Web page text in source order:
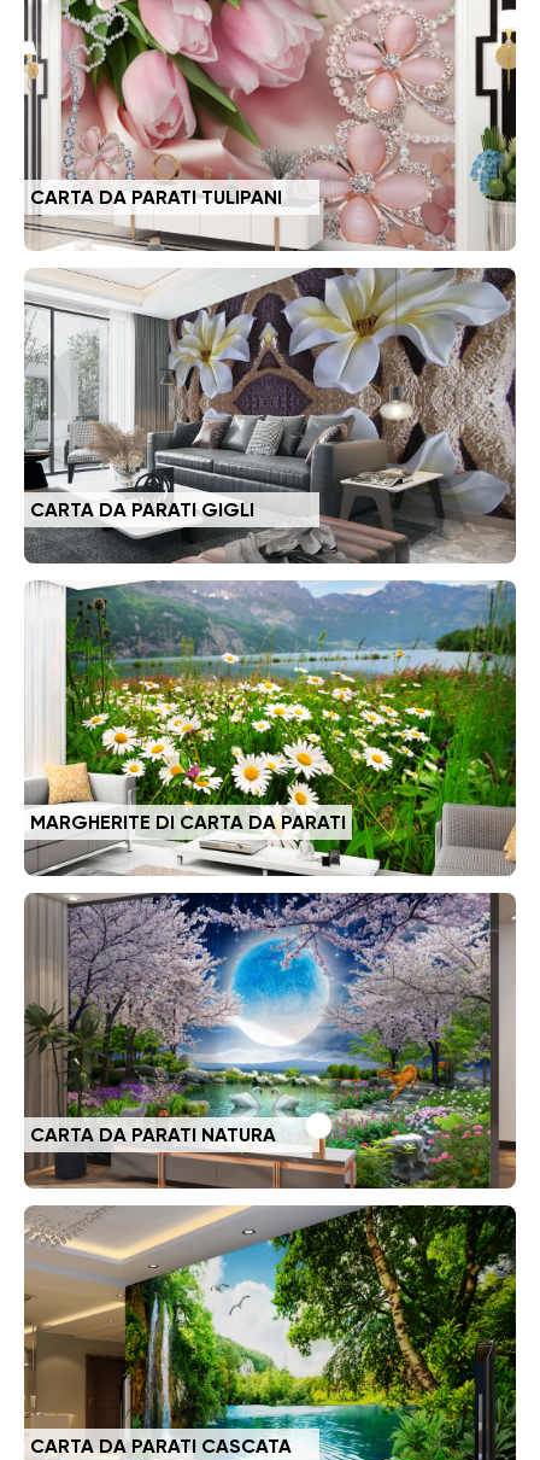
CARTA DA PARATI TULIPANI
CARTA DA PARATI GIGLI
MARGHERITE DI CARTA DA PARATI
CARTA DA PARATI NATURA
CARTA DA PARATI CASCATA